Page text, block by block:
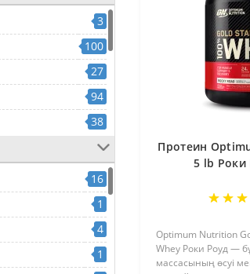
3
100
27
94
38
32
47
71
8
6
16
1
4
1
Протеин
5 lb Роки
Optimum Nutrition
Whey Роки Роуд —
массасының өсуі